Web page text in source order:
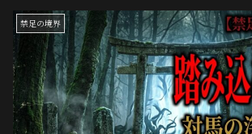
禁足の境界